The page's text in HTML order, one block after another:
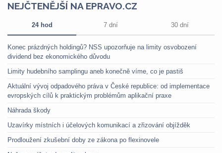
NEJČTENĚJŠÍ NA EPRAVO.CZ
24 hod 7 dní 30 dní
Konec prázdných holdingů? NSS upozorňuje na limity osvobození
dividend bez ekonomického důvodu
Limity hudebního samplingu aneb konečně víme, co je pastiš
Aktuální vývoj odpadového práva v České republice: od implementace
evropských cílů k praktickým problémům aplikační praxe
Náhrada škody
Uzavírky místních i účelových komunikací a zřizování objížděk
Prodloužení zkušební doby ze zákona po flexinovele